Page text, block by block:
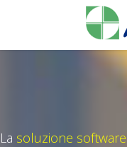
La soluzione software